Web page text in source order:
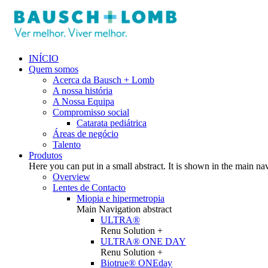
INÍCIO
Quem somos
Acerca da Bausch + Lomb
A nossa história
A Nossa Equipa
Compromisso social
Catarata pediátrica
Áreas de negócio
Talento
Produtos
Here you can put in a small abstract. It is shown in the main
Overview
Lentes de Contacto
Miopia e hipermetropia
Main Navigation abstract
ULTRA®
Renu Solution +
ULTRA® ONE DAY
Renu Solution +
Biotrue® ONEday